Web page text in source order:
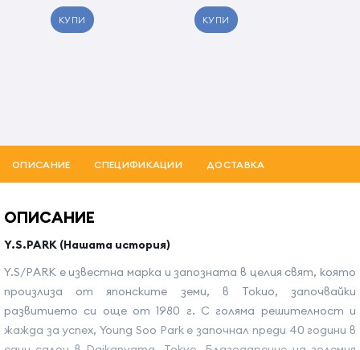
КУПИ КУПИ
ОПИСАНИЕ СПЕЦИФИКАЦИИ ДОСТАВКА
ОПИСАНИЕ
Y.S.PARK (Нашата история)
Y.S/PARK е известна марка и запозната в целия свят, която
произлиза от японските земи, в Токио, започвайки
развитието си още от 1980 г. С голяма решителност и
жажда за успех, Young Soo Park е започнал преди 40 години в